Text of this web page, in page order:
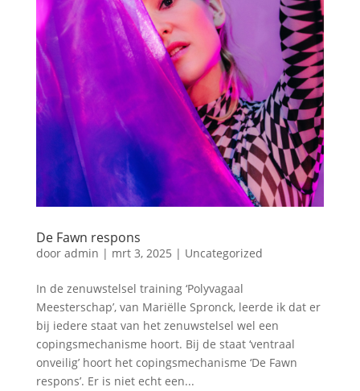
De Fawn respons
door admin | mrt 3, 2025 | Uncategorized
In de zenuwstelsel training ‘Polyvagaal
Meesterschap’, van Mariëlle Spronck, leerde ik dat er
bij iedere staat van het zenuwstelsel wel een
copingsmechanisme hoort. Bij de staat ‘ventraal
onveilig’ hoort het copingsmechanisme ‘De Fawn
respons’. Er is niet echt een...